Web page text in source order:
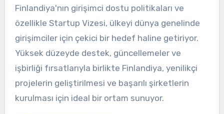
Finlandiya'nın girişimci dostu politikaları ve
özellikle Startup Vizesi, ülkeyi dünya genelinde
girişimciler için çekici bir hedef haline getiriyor.
Yüksek düzeyde destek, güncellemeler ve
işbirliği fırsatlarıyla birlikte Finlandiya, yenilikçi
projelerin geliştirilmesi ve başarılı şirketlerin
kurulması için ideal bir ortam sunuyor.